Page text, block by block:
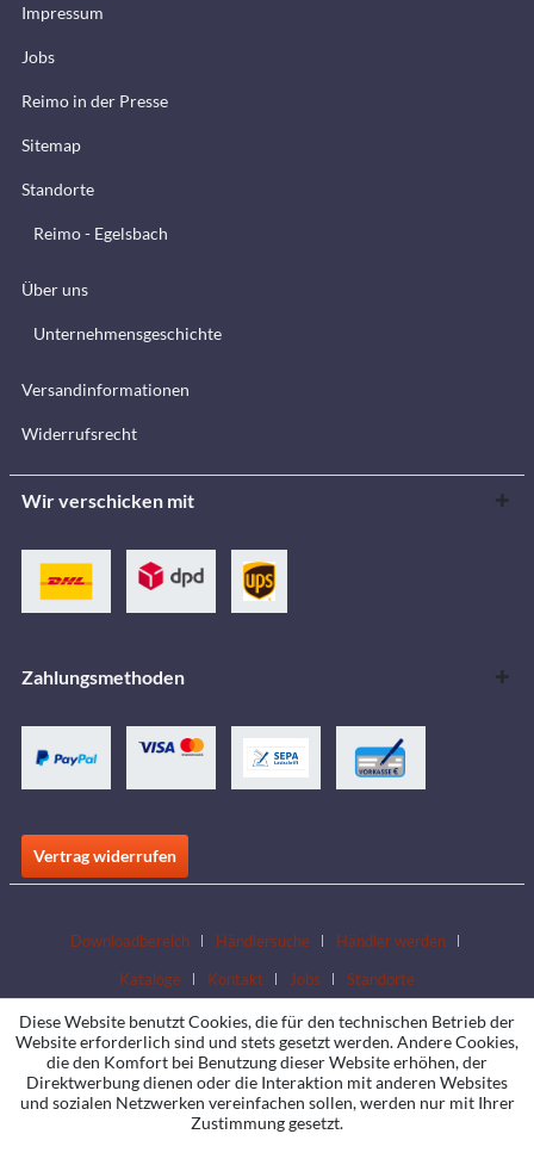
Impressum
Jobs
Reimo in der Presse
Sitemap
Standorte
Reimo - Egelsbach
Über uns
Unternehmensgeschichte
Versandinformationen
Widerrufsrecht
Wir verschicken mit
Zahlungsmethoden
Vertrag widerrufen
Downloadbereich Händlersuche
Händler werden
Kataloge
Kontakt Jobs Standorte
Diese Website benutzt Cookies, die für den technischen Betrieb der
Website erforderlich sind und stets gesetzt werden. Andere Cookies,
die den Komfort bei Benutzung dieser Website erhöhen, der
Direktwerbung dienen oder die Interaktion mit anderen Websites
und sozialen Netzwerken vereinfachen sollen, werden nur mit Ihrer
Zustimmung gesetzt.